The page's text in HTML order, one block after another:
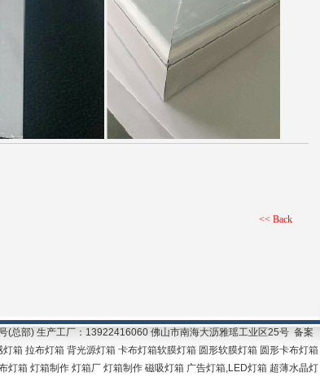
<< Back
总部) 生产工厂：13922416060 佛山市南海大沥雅瑶工业区25号 备案
箱 拉布灯箱 背光源灯箱 卡布灯箱软膜灯箱 圆形软膜灯箱 圆形卡布灯箱
箱 灯箱制作 灯箱厂 灯箱制作 磁吸灯箱 广告灯箱,LED灯箱 超薄水晶灯